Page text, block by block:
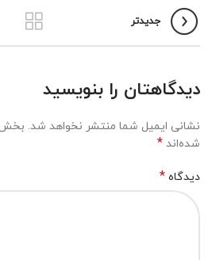
جدیدتر
دیدگاهتان را بنویسید
نشانی ایمیل شما منتشر نخواهد شد.
شده‌اند *
دیدگاه *